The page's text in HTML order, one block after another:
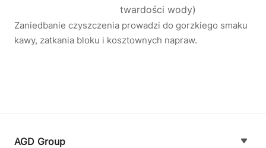
twardości wody)
Zaniedbanie czyszczenia prowadzi do gorzkiego smaku
kawy, zatkania bloku i kosztownych napraw.
AGD Group